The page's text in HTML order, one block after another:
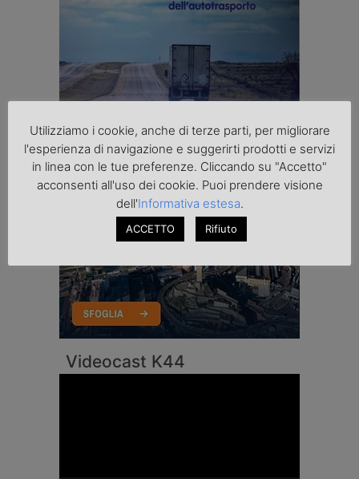
Videocast K44
Utilizziamo i cookie, anche di terze parti, per migliorare
l'esperienza di navigazione e suggerirti prodotti e servizi
in linea con le tue preferenze. Cliccando su "Accetto"
acconsenti all'uso dei cookie. Puoi prendere visione
dell'Informativa estesa.
ACCETTO Rifiuto